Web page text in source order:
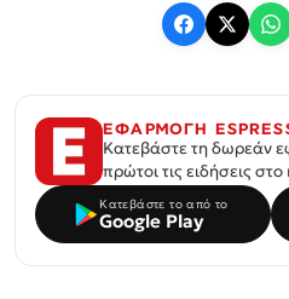
ΕΦΑΡΜΟΓΗ
Κατεβάστε τη δωρεάν
πρώτοι τις ειδήσεις
Κατεβάστε το από το
Google Play